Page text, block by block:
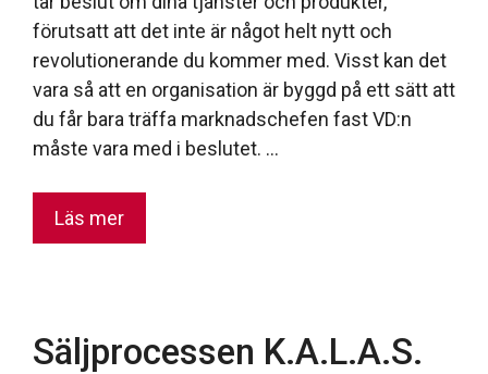
förutsatt att det inte är något helt nytt och
revolutionerande du kommer med. Visst kan det
vara så att en organisation är byggd på ett sätt att
du får bara träffa marknadschefen fast VD:n
måste vara med i beslutet. …
Läs mer
Säljprocessen K.A.L.A.S.